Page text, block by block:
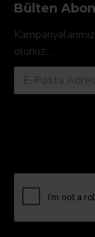
Bülten
olunuz...